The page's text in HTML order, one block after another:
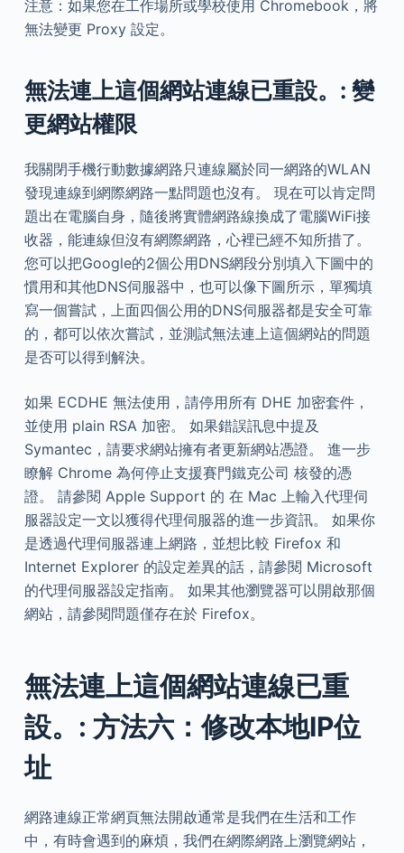
注意：如果您在工作場所或學校使用 Chromebook，將
無法變更 Proxy 設定。
無法連上這個網站連線已重設。: 變
更網站權限
我關閉手機行動數據網路只連線屬於同一網路的WLAN
發現連線到網際網路一點問題也沒有。 現在可以肯定問
題出在電腦自身，隨後將實體網路線換成了電腦WiFi接
收器，能連線但沒有網際網路，心裡已經不知所措了。
您可以把Google的2個公用DNS網段分別填入下圖中的
慣用和其他DNS伺服器中，也可以像下圖所示，單獨填
寫一個嘗試，上面四個公用的DNS伺服器都是安全可靠
的，都可以依次嘗試，並測試無法連上這個網站的問題
是否可以得到解決。
如果 ECDHE 無法使用，請停用所有 DHE 加密套件，
並使用 plain RSA 加密。 如果錯誤訊息中提及
Symantec，請要求網站擁有者更新網站憑證。 進一步
瞭解 Chrome 為何停止支援賽門鐵克公司 核發的憑
證。 請參閱 Apple Support 的 在 Mac 上輸入代理伺
服器設定一文以獲得代理伺服器的進一步資訊。 如果你
是透過代理伺服器連上網路，並想比較 Firefox 和
Internet Explorer 的設定差異的話，請參閱 Microsoft
的代理伺服器設定指南。 如果其他瀏覽器可以開啟那個
網站，請參閱問題僅存在於 Firefox。
無法連上這個網站連線已重
設。: 方法六：修改本地IP位
址
網路連線正常網頁無法開啟通常是我們在生活和工作
中，有時會遇到的麻煩，我們在網際網路上瀏覽網站，